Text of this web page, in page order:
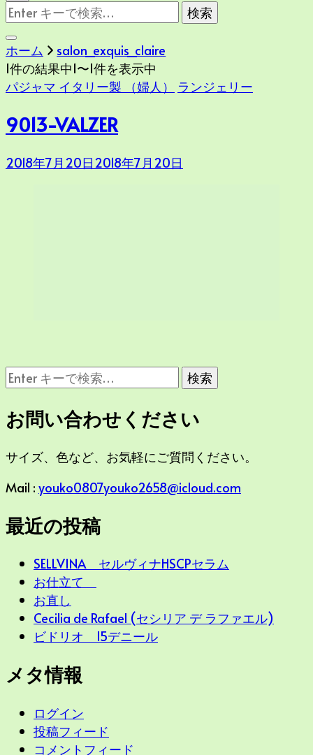
な
に
か
お
探
で
す
か
?
ホーム
salon_exquis_claire
1件の結果中1〜1件を表示中
パジャマ イタリー製 （婦人）
ランジェリー
9013-VALZER
2018年7月20日2018年7月20日
な
に
か
お
し
で
か
?
お問い合わせください
サイズ、色など、お気軽にご質問ください。
Mail : youko0807youko2658@icloud.com
最近の投稿
SELLVINA セルヴィナHSCPセラム
お仕立て
お直し
Cecilia de Rafael (セシリア デ ラファエル)
ビドリオ 15デニール
メタ情報
ログイン
投稿フィード
コメントフィード